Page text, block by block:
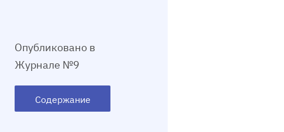
Опубликовано в
Журнале №9
Содержание